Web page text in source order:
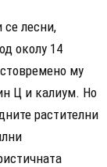
се лесни,
околу 14
му
Ц и калиум. Но
растителни